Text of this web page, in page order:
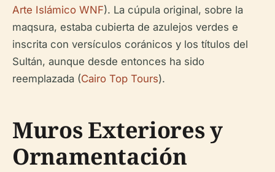
Arte Islámico WNF). La cúpula original, sobre la
maqsura, estaba cubierta de azulejos verdes e
inscrita con versículos coránicos y los títulos del
Sultán, aunque desde entonces ha sido
reemplazada (Cairo Top Tours).
Muros Exteriores y
Ornamentación